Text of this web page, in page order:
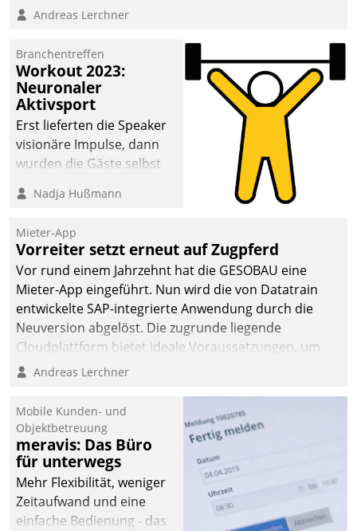
Andreas Lerchner
Branchentreffen
Workout 2023:
Neuronaler
Aktivsport
Erst lieferten die Speaker
visionäre Impulse, dann
wurden die Gäste selbst
methodisch
Quartier. Dazwischen
zeigte Datatrain, was es
Neues zu bieten hat.
Nadja Hußmann
Mieter-App
Vorreiter setzt erneut auf Zugpferd
Vor rund einem Jahrzehnt hat die GESOBAU eine
Mieter-App eingeführt. Nun wird die von Datatrain
entwickelte SAP-integrierte Anwendung durch die
Neuversion abgelöst. Die zugrunde liegende
Cloudplattform bietet ideale Voraussetzungen, um
die Funktionalität der App zu erweitern und weitere
integrieren.
Andreas Lerchner
Mobile Kunden- und
Objektbetreuung
meravis: Das Büro
für unterwegs
Mehr Flexibilität, weniger
Zeitaufwand und eine
einfache Bedienung - das